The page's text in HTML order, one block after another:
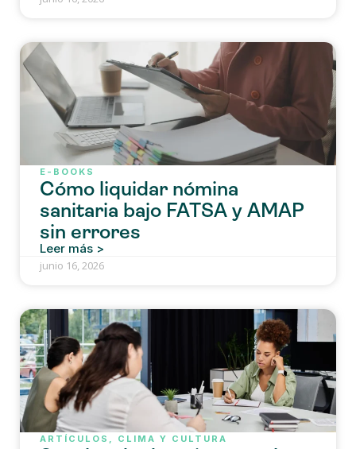
E-BOOKS
Cómo liquidar nómina
sanitaria bajo FATSA y AMAP
sin errores
Leer más >
junio 16, 2026
ARTÍCULOS CLIMA Y CULTURA